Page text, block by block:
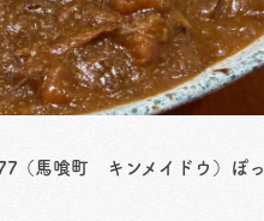
（馬喰町 キンメイドウ）ぽっ